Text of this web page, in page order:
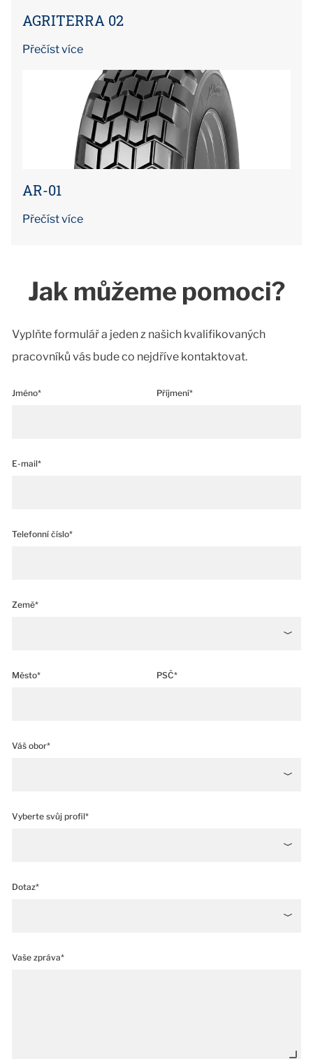
AGRITERRA 02
Přečíst více
AR-01
Přečíst více
Jak můžeme pomoci?
Vyplňte formulář a jeden z našich kvalifikovaných
pracovníků vás bude co nejdříve kontaktovat.
Jméno* Příjmení*
E-mail*
Telefonní číslo*
Země*
Město* PSČ*
Váš obor*
Vyberte svůj profil*
Dotaz*
Vaše zpráva*